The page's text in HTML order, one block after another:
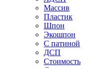
Массив
Пластик
Шпон
Экошпон
С патиной
ДСП
Стоимость